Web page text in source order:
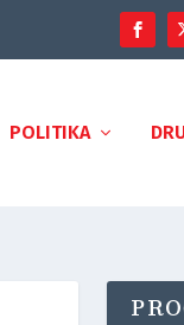
POLITIKA